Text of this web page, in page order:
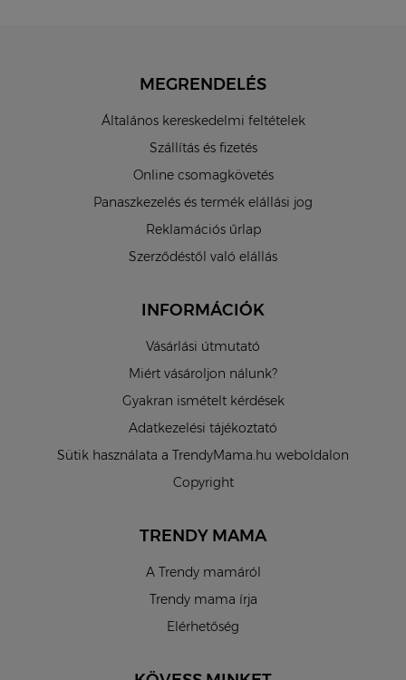
MEGRENDELÉS
Általános kereskedelmi feltételek
Szállítás és fizetés
Online csomagkövetés
Panaszkezelés és termék elállási jog
Reklamációs űrlap
Szerződéstől való elállás
INFORMÁCIÓK
Vásárlási útmutató
Miért vásároljon nálunk?
Gyakran ismételt kérdések
Adatkezelési tájékoztató
Sütik használata a TrendyMama.hu weboldalon
Copyright
TRENDY MAMA
A Trendy mamáról
Trendy mama írja
Elérhetőség